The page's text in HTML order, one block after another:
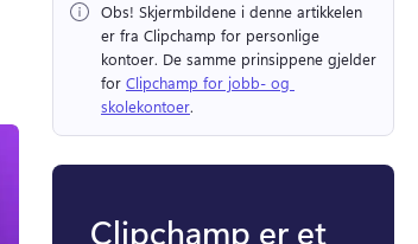
Obs! Skjermbildene i denne artikkelen
er fra Clipchamp for personlige
kontoer. De samme prinsippene gjelder
for Clipchamp for jobb- og
skolekontoer.
Clipchamp er et